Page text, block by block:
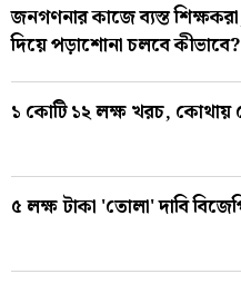
জনগণনার কাজে ব্যস্ত
দিয়ে পড়াশোনা চলবে কীভাবে?
১ কোটি ১২ লক্ষ খরচ, কোথায়
৫ লক্ষ টাকা 'তোলা' দাবি